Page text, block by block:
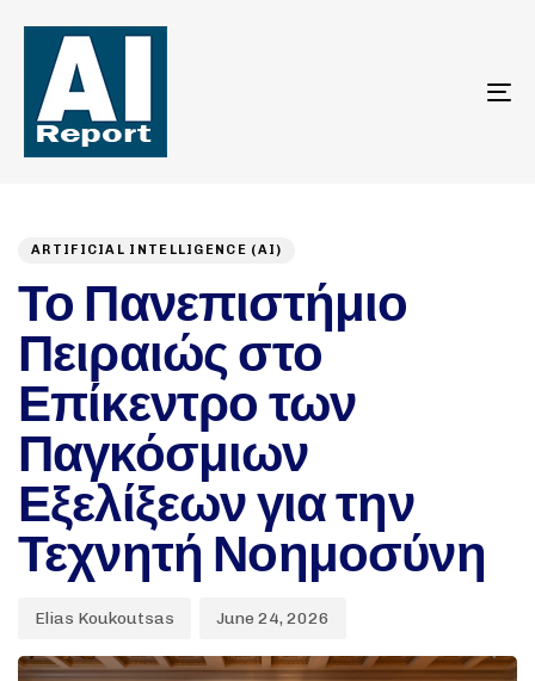
ARTIFICIAL INTELLIGENCE (AI)
Το Πανεπιστήμιο
Πειραιώς στο
Επίκεντρο των
Παγκόσμιων
Εξελίξεων για την
Τεχνητή Νοημοσύνη
Elias Koukoutsas June 24, 2026